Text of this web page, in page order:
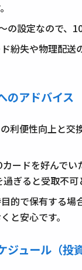
の設定なので、
ド紛失や物理配
のアドバイス
の利便性向上と
カードを好んで
ぎると受取不
目的で保有する
と安心です。
ュール（投